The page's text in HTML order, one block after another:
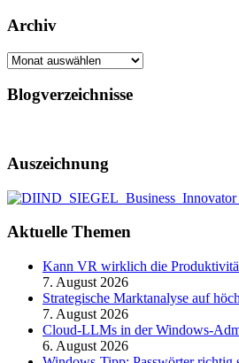
Archiv
Archiv
Blogverzeichnisse
Auszeichnung
Aktuelle Themen
Kann VR wirklich die
7. August 2026
Strategische Marktanalyse auf
7. August 2026
Cloud-LLMs in der Windows-
6. August 2026